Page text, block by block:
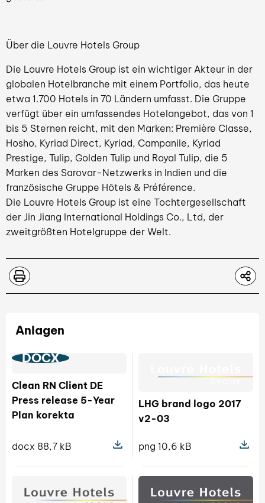
Über die Louvre Hotels Group
Die Louvre Hotels Group ist ein wichtiger Akteur in der
globalen Hotelbranche mit einem Portfolio, das heute
etwa 1.700 Hotels in 70 Ländern umfasst. Die Gruppe
verfügt über ein umfassendes Hotelangebot, das von 1
bis 5 Sternen reicht, mit den Marken: Première Classe,
Hosho, Kyriad Direct, Kyriad, Campanile, Kyriad
Prestige, Tulip, Golden Tulip und Royal Tulip, die 5
Marken des Sarovar-Netzwerks in Indien und die
französische Gruppe Hôtels & Préférence.
Die Louvre Hotels Group ist eine Tochtergesellschaft
der Jin Jiang International Holdings Co., Ltd, der
zweitgrößten Hotelgruppe der Welt.
Anlagen
DOCX
Clean RN Client DE
Press release 5-Year
Plan korekta
docx 88,7 kB
Pokaż szczegóły pliku Clean RN
LHG brand logo 2017
v2-03
png 10,6 kB